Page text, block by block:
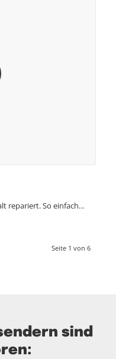
repariert. So einfach…
Seite 1 von 6
sind